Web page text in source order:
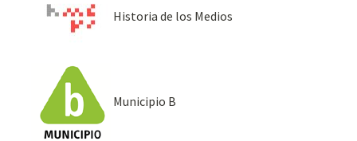
Historia de los Medios
Municipio B